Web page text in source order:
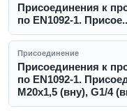
Присоединения к
по EN1092-1.
Присоединение
Присоединения к
по EN1092-1.
М20х1,5 (вну), G1/4